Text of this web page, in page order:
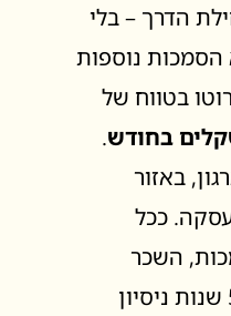
הדרך – בלי
הסמכות נוספות
בטווח של
.
באזור
ככל
השכר
עולה. יועצים עם 3–5 שנות ניסיון